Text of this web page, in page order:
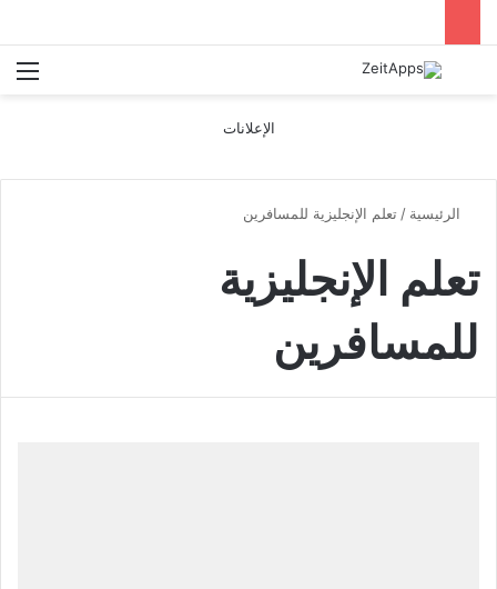
بحث عن
الإعلانات
الرئيسية / تعلم الإنجليزية للمسافرين
تعلم الإنجليزية
للمسافرين